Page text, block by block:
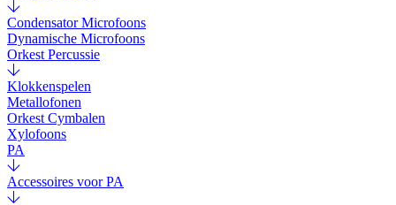
Condensator Microfoons
Dynamische Microfoons
Orkest Percussie
Klokkenspelen
Metallofonen
Orkest Cymbalen
Xylofoons
PA
Accessoires voor PA